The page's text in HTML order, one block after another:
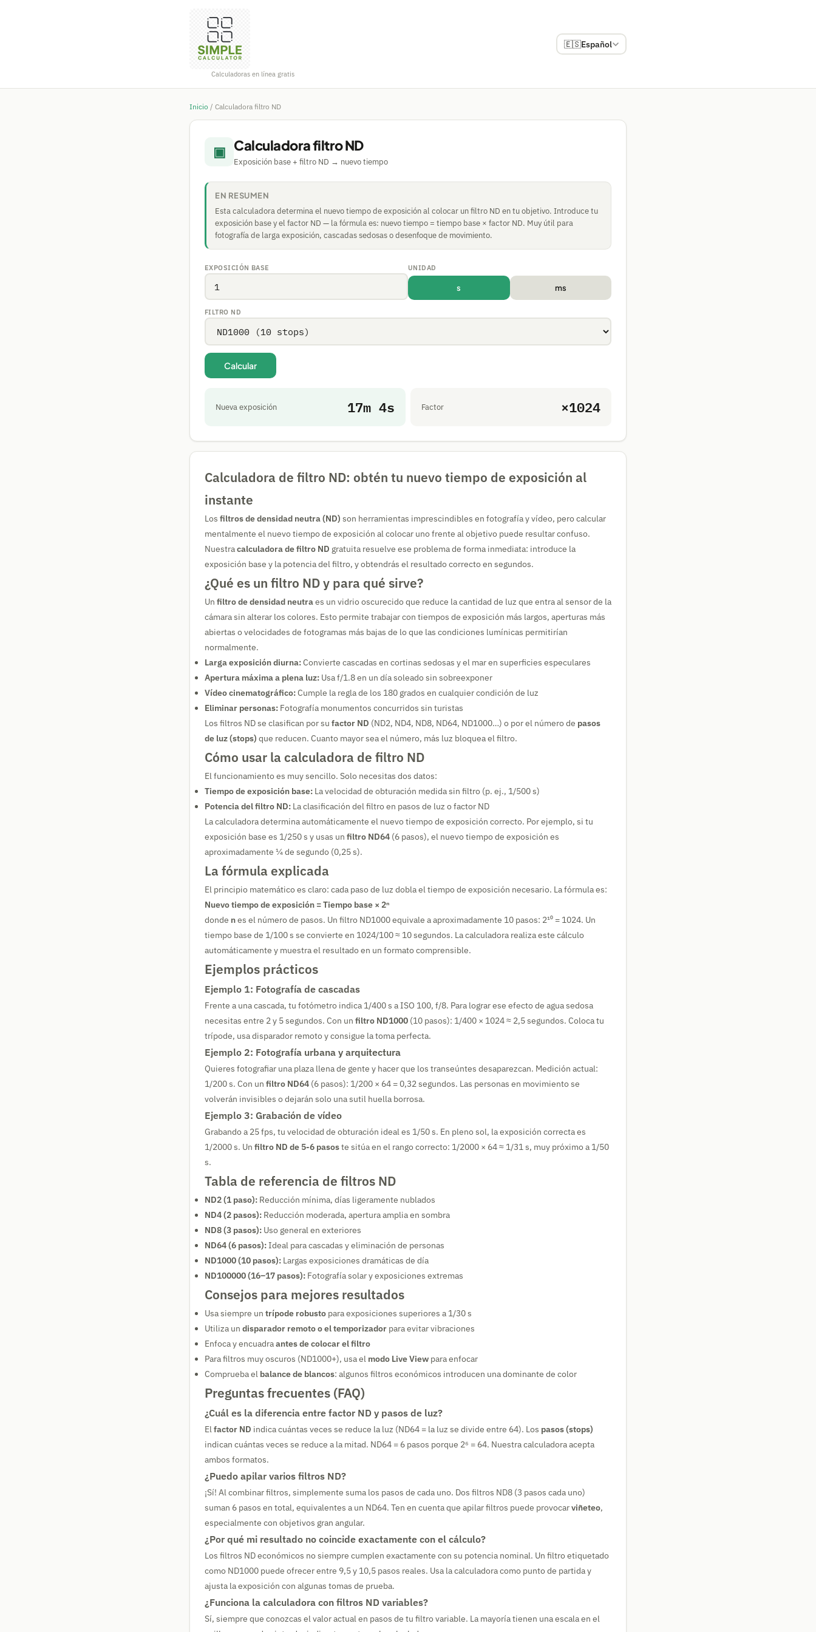
Calculadoras en línea gratis
🇪🇸Español
Inicio / Calculadora filtro ND
▣ Calculadora filtro ND
Exposición base + filtro ND → nuevo tiempo
EN RESUMEN
Esta calculadora determina el nuevo tiempo de exposición al colocar un filtro ND en tu objetivo. Introduce tu
exposición base y el factor ND — la fórmula es: nuevo tiempo = tiempo base × factor ND. Muy útil para
fotografía de larga exposición, cascadas sedosas o desenfoque de movimiento.
EXPOSICIÓN BASE UNIDAD
s ms
FILTRO ND
Calcular
Nueva exposición 17m 4s Factor ×1024
Calculadora de filtro ND: obtén tu nuevo tiempo de exposición al
instante
Los filtros de densidad neutra (ND) son herramientas imprescindibles en fotografía y vídeo, pero calcular
mentalmente el nuevo tiempo de exposición al colocar uno frente al objetivo puede resultar confuso.
Nuestracalculadora de filtro ND gratuita resuelve ese problema de forma inmediata: introduce la
exposición base y la potencia del filtro, y obtendrás el resultado correcto en segundos.
¿Qué es un filtro ND y para qué sirve?
Un filtro de densidad neutraes un vidrio oscurecido que reduce la cantidad de luz que entra al sensor de la
cámara sin alterar los colores. Esto permite trabajar con tiempos de exposición más largos, aperturas más
abiertas o velocidades de fotogramas más bajas de lo que las condiciones lumínicas permitirían
normalmente.
Larga exposición diurna:Convierte cascadas en cortinas sedosas y el mar en superficies especulares
Apertura máxima a plena luz: Usa f/1.8 en un día soleado sin sobreexponer
Vídeo cinematográfico:Cumple la regla de los 180 grados en cualquier condición de luz
Eliminar personas: Fotografía monumentos concurridos sin turistas
Los filtros ND se clasifican por su factor ND (ND2, ND4, ND8, ND64, ND1000…) o por el número de pasos
de luz (stops) que reducen. Cuanto mayor sea el número, más luz bloquea el filtro.
Cómo usar la calculadora de filtro ND
El funcionamiento es muy sencillo. Solo necesitas dos datos:
Tiempo de exposición base: La velocidad de obturación medida sin filtro (p. ej., 1/500 s)
Potencia del filtro ND: La clasificación del filtro en pasos de luz o factor ND
La calculadora determina automáticamente el nuevo tiempo de exposición correcto. Por ejemplo, si tu
exposición base es 1/250 s y usas un filtro ND64 (6 pasos), el nuevo tiempo de exposición es
aproximadamente ¼ de segundo (0,25 s).
La fórmula explicada
El principio matemático es claro: cada paso de luz dobla el tiempo de exposición necesario. La fórmula es:
Nuevo tiempo de exposición = Tiempo base × 2ⁿ
donde nes el número de pasos. Un filtro ND1000 equivale a aproximadamente 10 pasos: 2¹⁰ = 1024. Un
tiempo base de 1/100 s se convierte en 1024/100 ≈ 10 segundos. La calculadora realiza este cálculo
automáticamente y muestra el resultado en un formato comprensible.
Ejemplos prácticos
Ejemplo 1: Fotografía de cascadas
Frente a una cascada, tu fotómetro indica 1/400 s a ISO 100, f/8. Para lograr ese efecto de agua sedosa
necesitas entre 2 y 5 segundos. Con un filtro ND1000 (10 pasos): 1/400 × 1024 ≈ 2,5 segundos. Coloca tu
trípode, usa disparador remoto y consigue la toma perfecta.
Ejemplo 2: Fotografía urbana y arquitectura
Quieres fotografiar una plaza llena de gente y hacer que los transeúntes desaparezcan. Medición actual:
1/200 s. Con un filtro ND64 (6 pasos): 1/200 × 64 = 0,32 segundos. Las personas en movimiento se
volverán invisibles o dejarán solo una sutil huella borrosa.
Ejemplo 3: Grabación de vídeo
Grabando a 25 fps, tu velocidad de obturación ideal es 1/50 s. En pleno sol, la exposición correcta es
1/2000 s. Un filtro ND de 5-6 pasoste sitúa en el rango correcto: 1/2000 × 64 ≈ 1/31 s, muy próximo a 1/50
s.
Tabla de referencia de filtros ND
ND2 (1 paso): Reducción mínima, días ligeramente nublados
ND4 (2 pasos): Reducción moderada, apertura amplia en sombra
ND8 (3 pasos): Uso general en exteriores
ND64 (6 pasos):Ideal para cascadas y eliminación de personas
ND1000 (10 pasos): Largas exposiciones dramáticas de día
ND100000 (16–17 pasos): Fotografía solar y exposiciones extremas
Consejos para mejores resultados
Usa siempre un trípode robusto para exposiciones superiores a 1/30 s
Utiliza un disparador remoto o el temporizador para evitar vibraciones
Enfoca y encuadraantes de colocar el filtro
Para filtros muy oscuros (ND1000+), usa el modo Live View para enfocar
Comprueba el balance de blancos: algunos filtros económicos introducen una dominante de color
Preguntas frecuentes (FAQ)
¿Cuál es la diferencia entre factor ND y pasos de luz?
Elfactor ND indica cuántas veces se reduce la luz (ND64 = la luz se divide entre 64). Los pasos (stops)
indican cuántas veces se reduce a la mitad. ND64 = 6 pasos porque 2⁶ = 64. Nuestra calculadora acepta
ambos formatos.
¿Puedo apilar varios filtros ND?
¡Sí! Al combinar filtros, simplemente suma los pasos de cada uno. Dos filtros ND8 (3 pasos cada uno)
suman 6 pasos en total, equivalentes a un ND64. Ten en cuenta que apilar filtros puede provocarviñeteo,
especialmente con objetivos gran angular.
¿Por qué mi resultado no coincide exactamente con el cálculo?
Los filtros ND económicos no siempre cumplen exactamente con su potencia nominal. Un filtro etiquetado
como ND1000 puede ofrecer entre 9,5 y 10,5 pasos reales. Usa la calculadora como punto de partida y
ajusta la exposición con algunas tomas de prueba.
¿Funciona la calculadora con filtros ND variables?
Sí, siempre que conozcas el valor actual en pasos de tu filtro variable. La mayoría tienen una escala en el